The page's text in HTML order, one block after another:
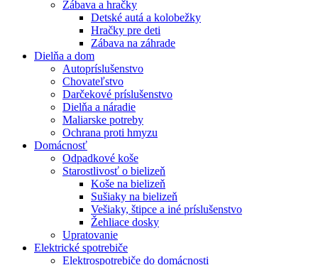
Zábava a hračky
Detské autá a kolobežky
Hračky pre deti
Zábava na záhrade
Dielňa a dom
Autopríslušenstvo
Chovateľstvo
Darčekové príslušenstvo
Dielňa a náradie
Maliarske potreby
Ochrana proti hmyzu
Domácnosť
Odpadkové koše
Starostlivosť o bielizeň
Koše na bielizeň
Sušiaky na bielizeň
Vešiaky, štipce a iné príslušenstvo
Žehliace dosky
Upratovanie
Elektrické spotrebiče
Elektrospotrebiče do domácnosti